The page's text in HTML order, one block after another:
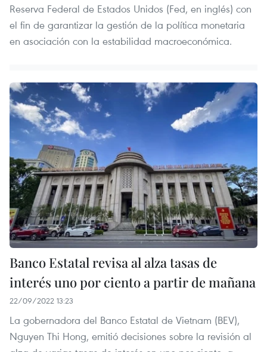
Reserva Federal de Estados Unidos (Fed, en inglés) con
el fin de garantizar la gestión de la política monetaria
en asociación con la estabilidad macroeconómica.
Banco Estatal revisa al alza tasas de
interés uno por ciento a partir de mañana
22/09/2022 13:23
La gobernadora del Banco Estatal de Vietnam (BEV),
Nguyen Thi Hong, emitió decisiones sobre la revisión al